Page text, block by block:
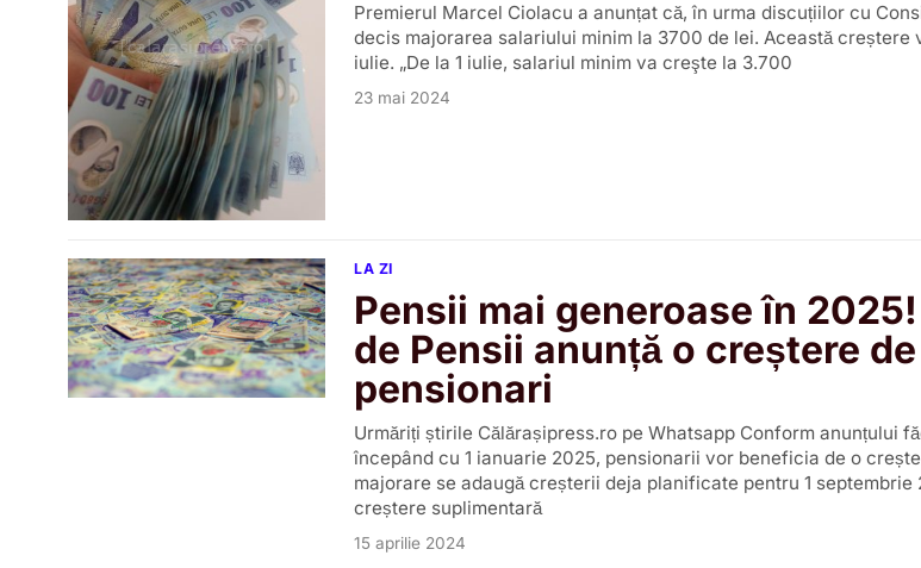
Premierul Marcel Ciolacu a anunțat că, în urma discuțiilor cu
decis majorarea salariului minim la 3700 de lei. Această creștere
iulie. „De la 1 iulie, salariul minim va creşte la 3.700
23 mai 2024
LA ZI
Pensii mai generoase în
de Pensii anunță o creștere
pensionari
Urmăriți știrile Călărașipress.ro pe Whatsapp Conform anunțului
începând cu 1 ianuarie 2025, pensionarii vor beneficia de o
majorare se adaugă creșterii deja planificate pentru 1
creștere suplimentară
15 aprilie 2024